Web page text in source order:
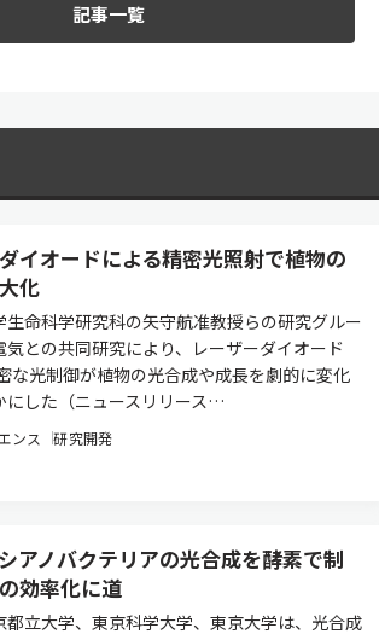
記事一覧
イオードによる精密光照射で植物の
化
命科学研究科の矢守航准教授らの研究グルー
との共同研究により、レーザーダイオード
な光制御が植物の光合成や成長を劇的に変化
にした（ニュースリリース…
ンス 研究開発
アノバクテリアの光合成を酵素で制
効率化に道
立大学、東京科学大学、東京大学は、光合成